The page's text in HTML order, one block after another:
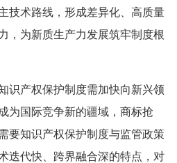
技术路线，形成差异化、高质量
，为新质生产力发展筑牢制度根
识产权保护制度需加快向新兴领
为国际竞争新的疆域，商标抢
要知识产权保护制度与监管政策
迭代快、跨界融合深的特点，对